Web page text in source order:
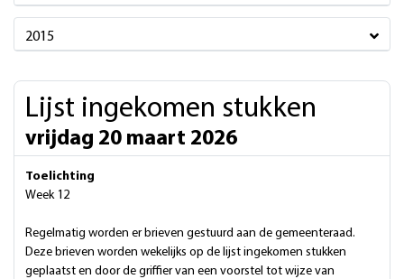
2015
Lijst ingekomen stukken
vrijdag 20 maart 2026
Toelichting
Week 12
Regelmatig worden er brieven gestuurd aan de gemeenteraad.
Deze brieven worden wekelijks op de lijst ingekomen stukken
geplaatst en door de griffier van een voorstel tot wijze van